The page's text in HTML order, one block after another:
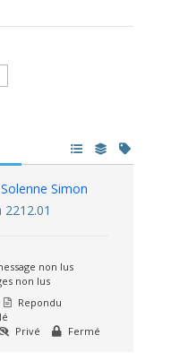
Solenne Simon
2212.01
non lus
non lus
Repondu
Privé Fermé